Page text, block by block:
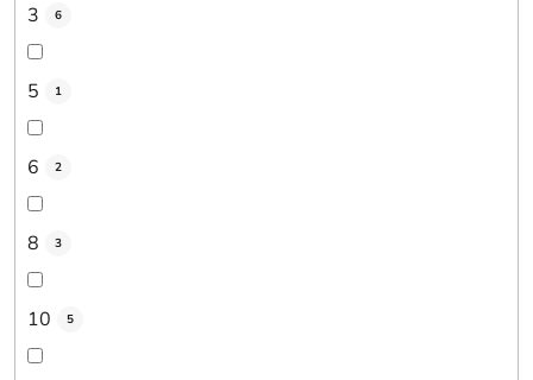
3 6
5 1
6 2
8 3
10 5